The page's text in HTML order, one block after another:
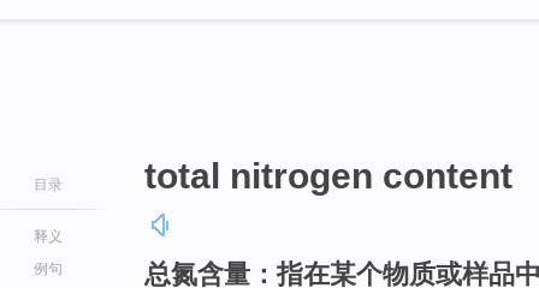
目录
释义
例句
total nitrogen content
总氮含量：指在某个物质或样品